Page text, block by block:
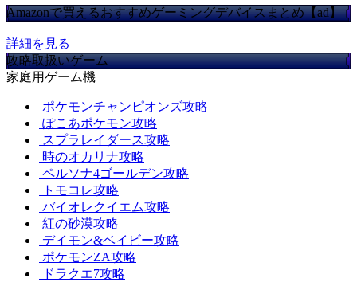
Amazonで買えるおすすめゲーミングデバイスまとめ【ad】
詳細を見る
攻略取扱いゲーム
家庭用ゲーム機
ポケモンチャンピオンズ攻略
ぽこあポケモン攻略
スプラレイダース攻略
時のオカリナ攻略
ペルソナ4ゴールデン攻略
トモコレ攻略
バイオレクイエム攻略
紅の砂漠攻略
デイモン&ベイビー攻略
ポケモンZA攻略
ドラクエ7攻略